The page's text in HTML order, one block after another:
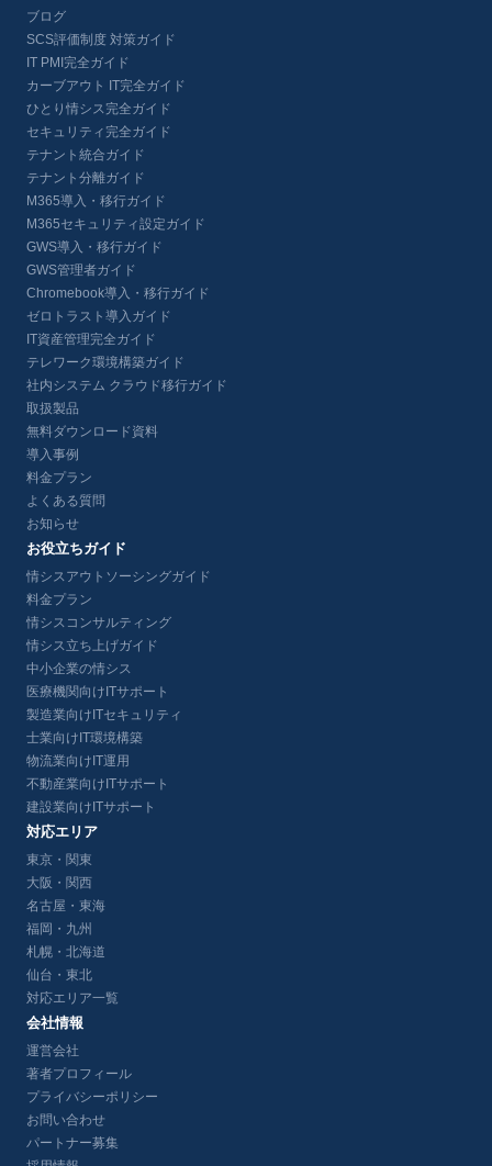
ブログ
SCS評価制度 対策ガイド
IT PMI完全ガイド
カーブアウト IT完全ガイド
ひとり情シス完全ガイド
セキュリティ完全ガイド
テナント統合ガイド
テナント分離ガイド
M365導入・移行ガイド
M365セキュリティ設定ガイド
GWS導入・移行ガイド
GWS管理者ガイド
Chromebook導入・移行ガイド
ゼロトラスト導入ガイド
IT資産管理完全ガイド
テレワーク環境構築ガイド
社内システム クラウド移行ガイド
取扱製品
無料ダウンロード資料
導入事例
料金プラン
よくある質問
お知らせ
お役立ちガイド
情シスアウトソーシングガイド
料金プラン
情シスコンサルティング
情シス立ち上げガイド
中小企業の情シス
医療機関向けITサポート
製造業向けITセキュリティ
士業向けIT環境構築
物流業向けIT運用
不動産業向けITサポート
建設業向けITサポート
対応エリア
東京・関東
大阪・関西
名古屋・東海
福岡・九州
札幌・北海道
仙台・東北
対応エリア一覧
会社情報
運営会社
著者プロフィール
プライバシーポリシー
お問い合わせ
パートナー募集